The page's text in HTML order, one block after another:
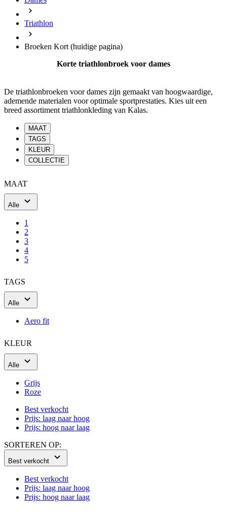
Broeken Kort
De triathlonbroeken voor dames zijn gemaakt van hoogwaardige,
breed assortiment triathlonkleding van Kalas.
TAGS
KLEUR
MAAT
Alle
1
2
3
TAGS
Alle
Aero fit
KLEUR
Alle
Grijs
Roze
Best verkocht
Prijs: hoog naar laag
Best verkocht
Prijs: laag naar hoog
Prijs: hoog naar laag
Producten
TRI PERFORM Z1 | Broek | grijs | VROUWEN